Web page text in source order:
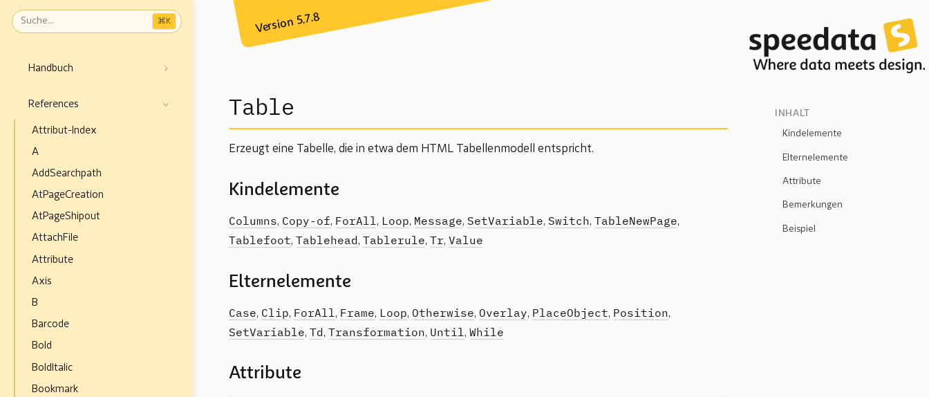
⌘ K
Handbuch
References
Attribut-Index
A
AddSearchpath
AtPageCreation
AtPageShipout
AttachFile
Attribute
Axis
B
Barcode
Bold
BoldItalic
Bookmark
Version 5.7.8
Table
Erzeugt eine Tabelle, die in etwa dem HTML Tabellenmodell entspricht.
Kindelemente
Columns, Copy-of, ForAll , Loop, Message, SetVariable, Switch, TableNewPage,
Tablefoot, Tablehead, Tablerule, Tr, Value
Elternelemente
Case, Clip, ForAll , Frame, Loop, Otherwise, Overlay, PlaceObject, Position,
SetVariable, Td, Transformation, Until , While
Attribute
INHALT
Kindelemente
Elternelemente
Attribute
Bemerkungen
Beispiel